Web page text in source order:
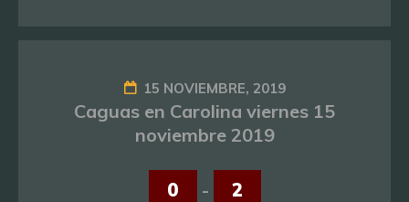
15 NOVIEMBRE, 2019
Caguas en Carolina viernes 15
noviembre 2019
0 - 2